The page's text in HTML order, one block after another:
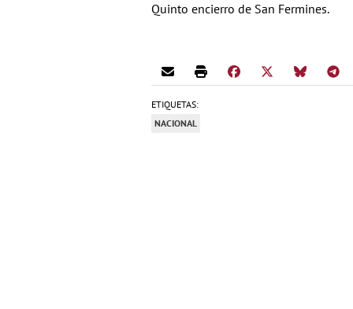
Quinto encierro de San Fermines.
ETIQUETAS:
NACIONAL